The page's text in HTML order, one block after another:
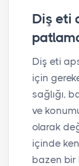
Diş eti
Diş eti
için
sağlığı,
ve
olarak
içinde
bazen bir